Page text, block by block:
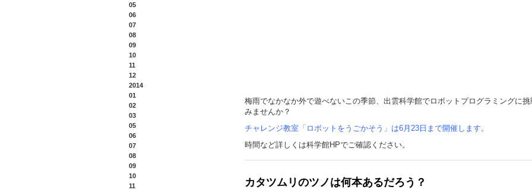
梅雨でなかなか外で遊べないこの季節、出雲科学館でロボットプログラミングに挑
みませんか？
チャレンジ教室「ロボットをうごかそう」は6月23日まで開催します。
時間など詳しくは科学館HPでご確認ください。
カタツムリのツノは何本あるだろう？
05
06
07
08
09
10
11
12
2014
01
02
03
05
06
07
08
09
10
11